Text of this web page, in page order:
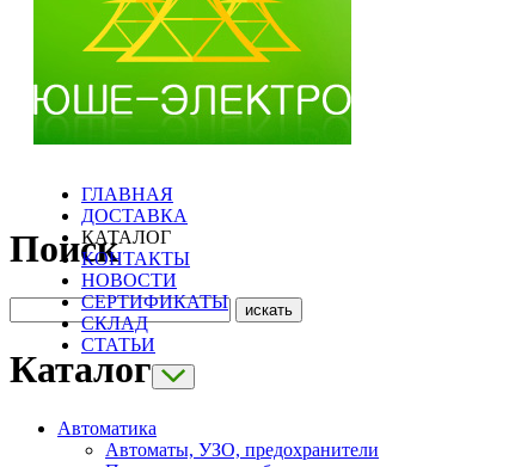
ГЛАВНАЯ
ДОСТАВКА
КАТАЛОГ
КОНТАКТЫ
НОВОСТИ
СЕРТИФИКАТЫ
СКЛАД
СТАТЬИ
Поиск
Каталог
Автоматика
Автоматы, УЗО, предохранители